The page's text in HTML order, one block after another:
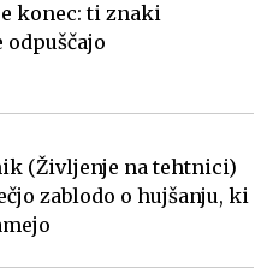
konec: ti znaki
(Življenje na tehtnici)
zablodo o hujšanju, ki